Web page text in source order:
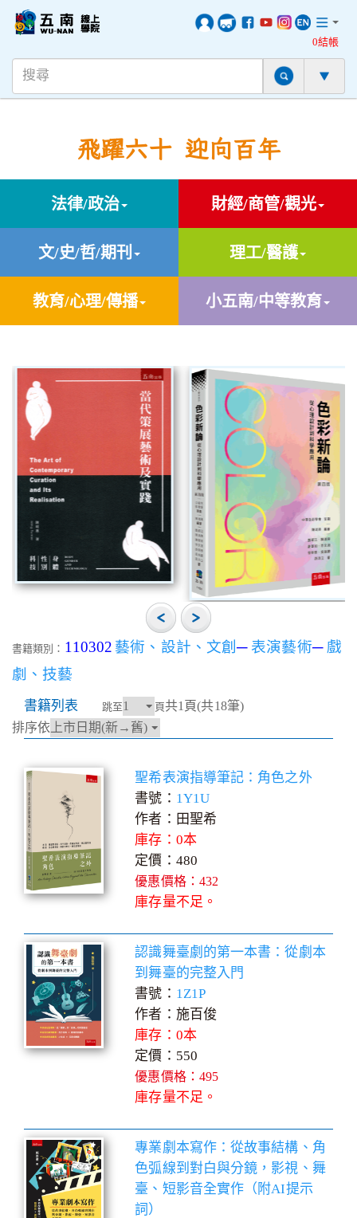
0結帳
飛躍六十 迎向百年
法律/政治 財經/商管/觀光
文/史/哲/期刊 理工/醫護
教育/心理/傳播 小五南/中等教育
書籍類別： 110302 藝術、設計、文創─ 表演藝術─ 戲
劇、技藝
書籍列表 跳至 頁共1頁(共18筆)
排序依
聖希表演指導筆記：角色之外
書號： 1Y1U
作者：田聖希
庫存：0本
定價：480
優惠價格：432
庫存量不足。
認識舞臺劇的第一本書：從劇本
到舞臺的完整入門
書號： 1Z1P
作者：施百俊
庫存：0本
定價：550
優惠價格：495
庫存量不足。
專業劇本寫作：從故事結構、角
色弧線到對白與分鏡，影視、舞
臺、短影音全實作（附AI提示
詞）